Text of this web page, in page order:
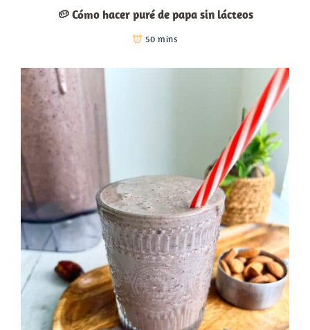
🥔 Cómo hacer puré de papa sin lácteos
50 mins